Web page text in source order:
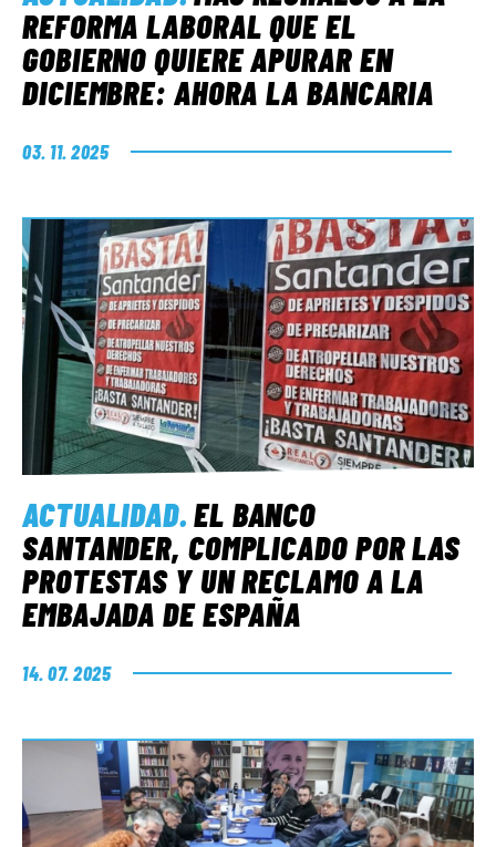
REFORMA LABORAL QUE EL
GOBIERNO QUIERE APURAR EN
DICIEMBRE: AHORA LA BANCARIA
03. 11. 2025
ACTUALIDAD.EL BANCO
SANTANDER, COMPLICADO POR LAS
PROTESTAS Y UN RECLAMO A LA
EMBAJADA DE ESPAÑA
14. 07. 2025